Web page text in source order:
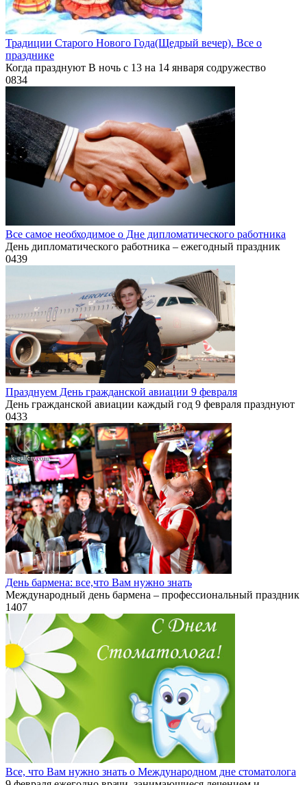
Традиции Старого Нового Года(Щедрый вечер). Все о
празднике
Когда празднуют В ночь с 13 на 14 января содружество
0834
Все самое необходимое о Дне дипломатического работника
День дипломатического работника – ежегодный праздник
0439
Празднуем День гражданской авиации 9 февраля
День гражданской авиации каждый год 9 февраля празднуют
0433
День бармена: все,что Вам нужно знать
Международный день бармена – профессиональный праздник
1407
Все, что Вам нужно знать о Международном дне стоматолога